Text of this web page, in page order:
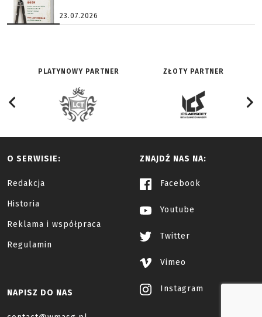
23.07.2026
PLATYNOWY PARTNER ZŁOTY PARTNER
O SERWISIE:
Redakcja
Historia
Reklama i współpraca
Regulamin
ZNAJDŹ NAS NA:
Facebook
Youtube
Twitter
Vimeo
Instagram
NAPISZ DO NAS